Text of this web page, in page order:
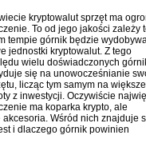
kryptowalut sprzęt ma
To od jego jakości zależy
tempie górnik będzie
jednostki kryptowalut. Z tego
wielu doświadczonych
się na unowocześnianie
licząc tym samym na większe
z inwestycji. Oczywiście
ma koparka krypto, ale
Wśród nich znajduje
i dlaczego górnik powinien